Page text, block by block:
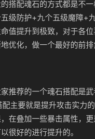
搭配魂石的方式都是不
级防护+九个五级魔障+
值提升到极致，对于各
优化，做一个最好的前排
推荐的一个魂石搭配是
主要就是提升攻击实力
在叠加一些暴击属性，
很好的进行提升的。